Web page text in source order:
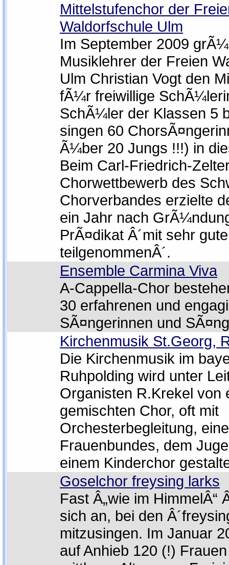
Mittelstufenchor der
Waldorfschule Ulm
Im September 2009
Musiklehrer der Freien
Ulm Christian Vogt den
fÃ¼r freiwillige
SchÃ¼ler der Klassen 5
singen 60
Ã¼ber 20 Jungs !!!) in
Beim Carl-Friedrich-
Chorwettbewerb des
Chorverbandes erzielte
ein Jahr nach
PrÃ¤dikat Â´mit sehr
teilgenommenÂ´.
Ensemble Carmina Viva
A-Cappella-Chor
30 erfahrenen und
SÃ¤ngerinnen und
Kirchenmusik St.Georg,
Die Kirchenmusik im
Ruhpolding wird unter
Organisten R.Krekel von
gemischten Chor, oft mit
Orchesterbegleitung,
Frauenbundes, dem
einem Kinderchor
Goselchor freysing larks
Fast Â„wie im HimmelÂ“
sich an, bei den
mitzusingen. Im Januar
auf Anhieb 120 (!)